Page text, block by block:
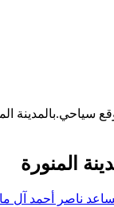
سياحي.بالمدينة
المنورة
ناصر أحمد آل